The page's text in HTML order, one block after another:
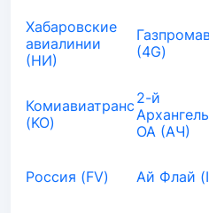
Хабаровские
авиалинии
(НИ)
(4G)
Комиавиатранс
(KO)
2-й
ОА (АЧ)
Россия (FV) Ай Флай